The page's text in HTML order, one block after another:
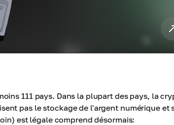
111 pays. Dans la plupart des pays, la
pas le stockage de l'argent numérique et
est légale comprend désormais: